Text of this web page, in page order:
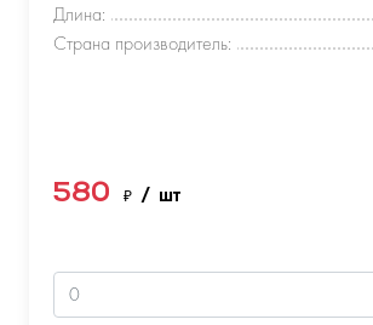
Длина:
Страна производитель:
580 ₽ / шт